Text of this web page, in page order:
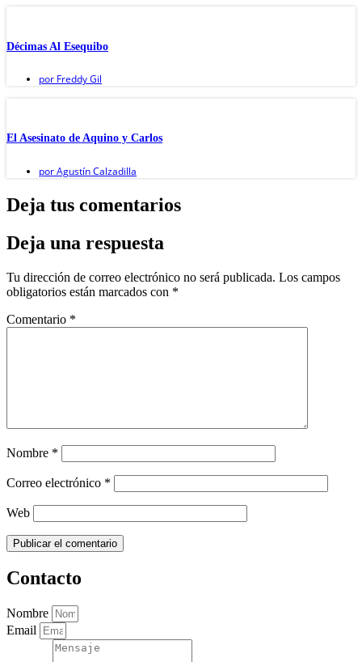
Décimas Al Esequibo
por Freddy Gil
El Asesinato de Aquino y Carlos
porAgustín Calzadilla
Deja tus comentarios
Deja una respuesta
Tu dirección de correo electrónico no será publicada. Los campos
obligatorios están marcados con *
Comentario *
Nombre *
Correo electrónico *
Web
Contacto
Nombre
Email